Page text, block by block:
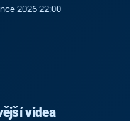
2026 22:00
videa